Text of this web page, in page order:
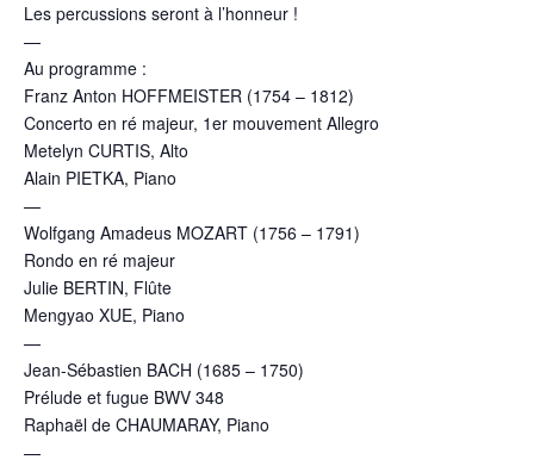
Les percussions seront à l’honneur !
—
Au programme :
Franz Anton HOFFMEISTER (1754 – 1812)
Concerto en ré majeur, 1er mouvement Allegro
Metelyn CURTIS, Alto
Alain PIETKA, Piano
—
Wolfgang Amadeus MOZART (1756 – 1791)
Rondo en ré majeur
Julie BERTIN, Flûte
Mengyao XUE, Piano
—
Jean-Sébastien BACH (1685 – 1750)
Prélude et fugue BWV 348
Raphaël de CHAUMARAY, Piano
—